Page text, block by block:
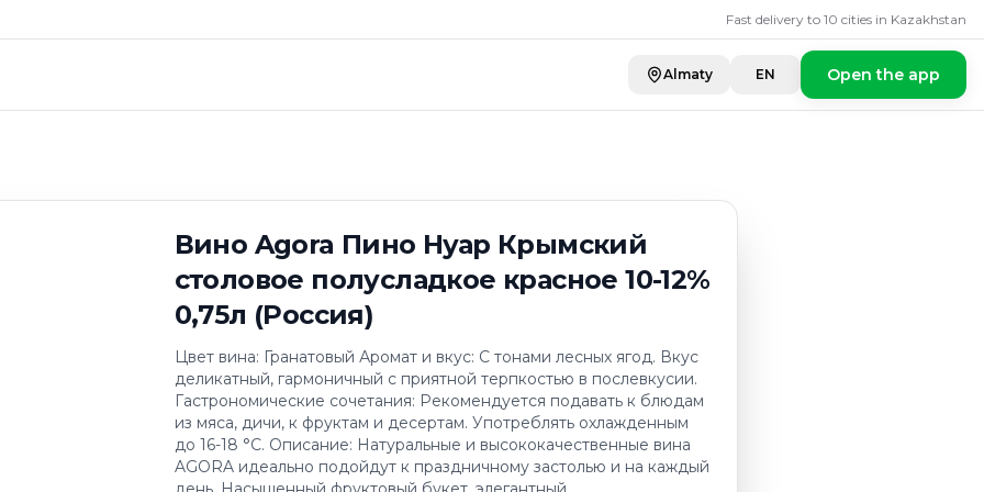
Fast delivery to 10 cities in Kazakhstan
Almaty EN Open the app
Вино Agora Пино Нуар Крымский
столовое полусладкое красное 10-12%
0,75л (Россия)
Цвет вина: Гранатовый Аромат и вкус: С тонами лесных ягод. Вкус
деликатный, гармоничный с приятной терпкостью в послевкусии.
Гастрономические сочетания: Рекомендуется подавать к блюдам
из мяса, дичи, к фруктам и десертам. Употреблять охлажденным
до 16-18 °С. Описание: Натуральные и высококачественные вина
AGORA идеально подойдут к праздничному застолью и на каждый
красное 10-12% 0,75л (Россия)